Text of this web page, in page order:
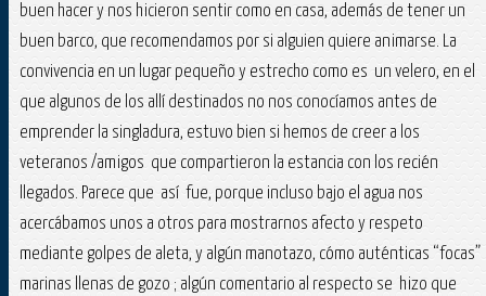
buen hacer y nos hicieron sentir como en casa, además de tener un
buen barco, que recomendamos por si alguien quiere animarse. La
convivencia en un lugar pequeño y estrecho como es un velero, en el
que algunos de los allí destinados no nos conocíamos antes de
emprender la singladura, estuvo bien si hemos de creer a los
veteranos /amigos que compartieron la estancia con los recién
llegados. Parece que así fue, porque incluso bajo el agua nos
acercábamos unos a otros para mostrarnos afecto y respeto
mediante golpes de aleta, y algún manotazo, cómo auténticas “focas”
marinas llenas de gozo ; algún comentario al respecto se hizo que